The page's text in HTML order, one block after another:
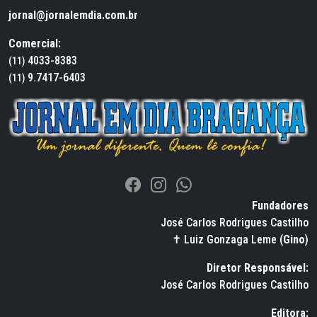
jornal@jornalemdia.com.br
Comercial:
(11) 4033-8383
(11) 9.7417-6403
Fundadores
José Carlos Rodrigues Castilho
✝ Luiz Gonzaga Leme (Gino)
Diretor Responsável:
José Carlos Rodrigues Castilho
Editora: